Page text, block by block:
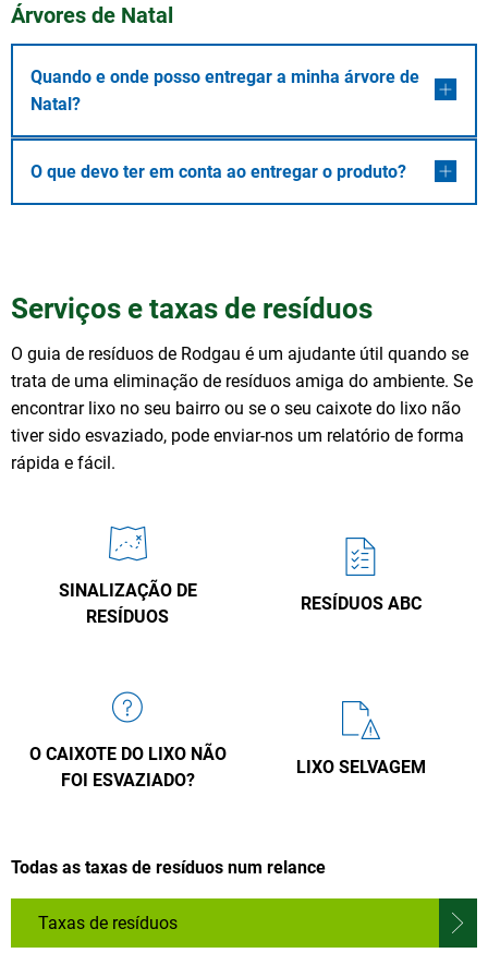
Árvores de Natal
Quando e onde posso entregar a minha árvore de
Natal?
O que devo ter em conta ao entregar o produto?
Serviços e taxas de resíduos
O guia de resíduos de Rodgau é um ajudante útil quando se
trata de uma eliminação de resíduos amiga do ambiente. Se
encontrar lixo no seu bairro ou se o seu caixote do lixo não
tiver sido esvaziado, pode enviar-nos um relatório de forma
rápida e fácil.
SINALIZAÇÃO DE
RESÍDUOS
RESÍDUOS ABC
O CAIXOTE DO LIXO NÃO
FOI ESVAZIADO?
LIXO SELVAGEM
Todas as taxas de resíduos num relance
Taxas de resíduos